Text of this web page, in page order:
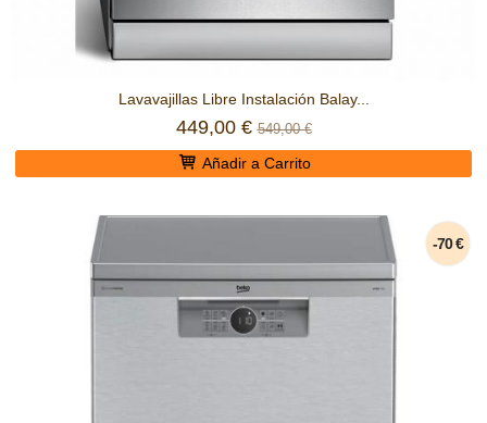
Lavavajillas Libre Instalación Balay...
449,00 €549,00 €
Añadir a Carrito
-70 €